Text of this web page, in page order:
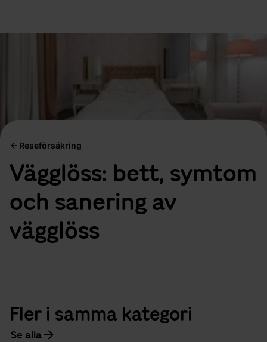
Reseförsäkring
Vägglöss: bett, symtom
och sanering av
vägglöss
Fler i samma kategori
Se alla